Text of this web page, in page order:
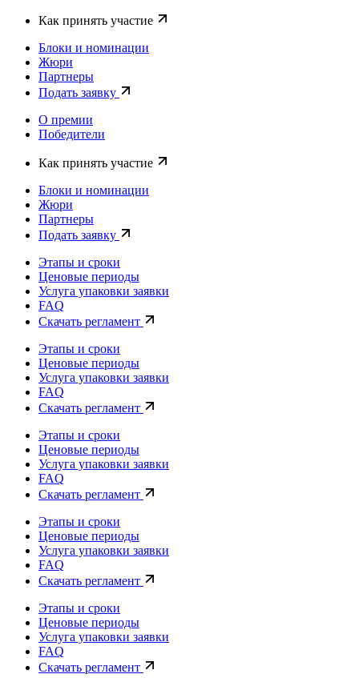
Как принять участие
Блоки и номинации
Жюри
Партнеры
Подать заявку
О премии
Победители
Как принять участие
Блоки и номинации
Жюри
Партнеры
Подать заявку
Этапы и сроки
Ценовые периоды
Услуга упаковки заявки
FAQ
Скачать регламент
Этапы и сроки
Ценовые периоды
Услуга упаковки заявки
FAQ
Скачать регламент
Этапы и сроки
Ценовые периоды
Услуга упаковки заявки
FAQ
Скачать регламент
Этапы и сроки
Ценовые периоды
Услуга упаковки заявки
FAQ
Скачать регламент
Этапы и сроки
Ценовые периоды
Услуга упаковки заявки
FAQ
Скачать регламент